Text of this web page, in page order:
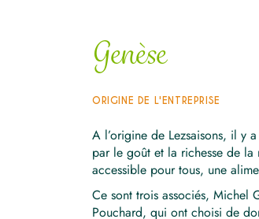
Genèse
ORIGINE DE L'ENTREPRISE
A l’origine de Lezsaisons, il y
par le goût et la richesse de
accessible pour tous, une
Ce sont trois associés, Michel
Pouchard, qui ont choisi de